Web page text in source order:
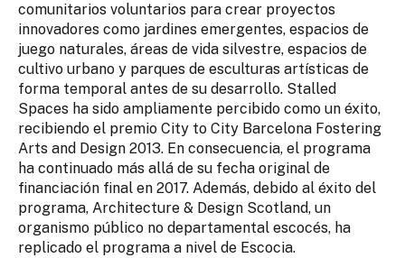
comunitarios voluntarios para crear proyectos
innovadores como jardines emergentes, espacios de
juego naturales, áreas de vida silvestre, espacios de
cultivo urbano y parques de esculturas artísticas de
forma temporal antes de su desarrollo. Stalled
Spaces ha sido ampliamente percibido como un éxito,
recibiendo el premio City to City Barcelona Fostering
Arts and Design 2013. En consecuencia, el programa
ha continuado más allá de su fecha original de
financiación final en 2017. Además, debido al éxito del
programa, Architecture & Design Scotland, un
organismo público no departamental escocés, ha
replicado el programa a nivel de Escocia.